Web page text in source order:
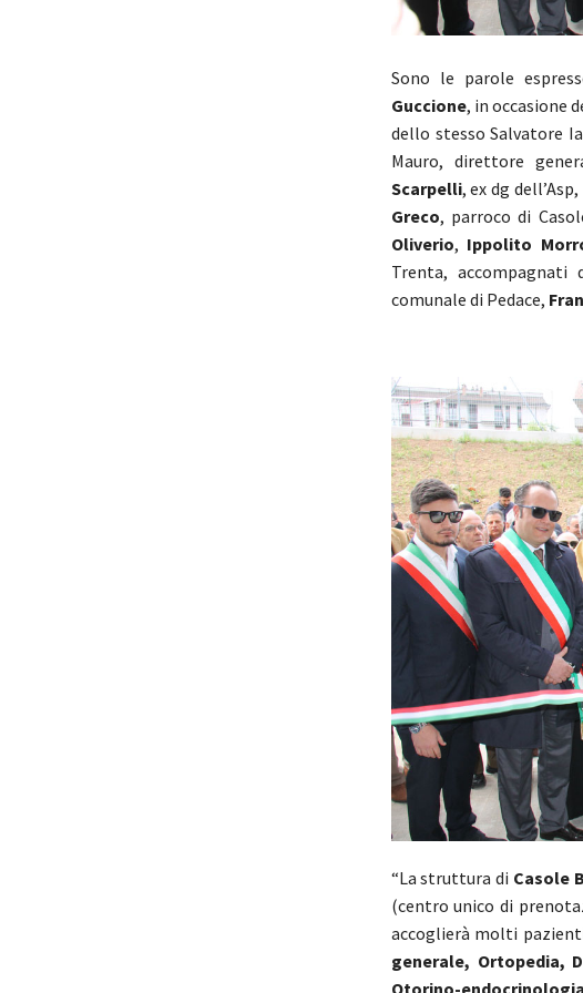
Sono le parole
Guccione, in occasione
dello stesso Salvatore
Mauro, direttore
Scarpelli, ex dg dell’Asp,
Greco, parroco di
Oliverio, Ippolito
Trenta,
comunale di Pedace,
“La struttura di Casole
(centro unico di
accoglierà molti
generale, Ortopedia,
Otorino-